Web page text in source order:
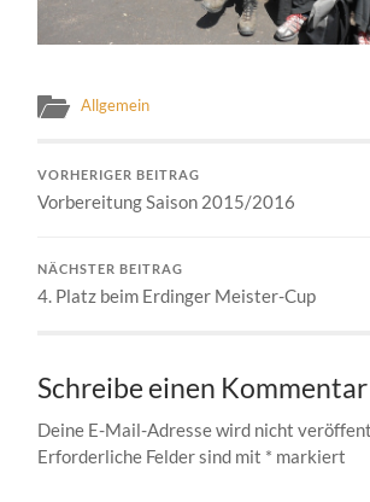
Allgemein
VORHERIGER BEITRAG
Vorbereitung Saison 2015/2016
NÄCHSTER BEITRAG
4. Platz beim Erdinger Meister-Cup
Schreibe einen Kommentar
Deine E-Mail-Adresse wird nicht
Erforderliche Felder sind mit * markiert